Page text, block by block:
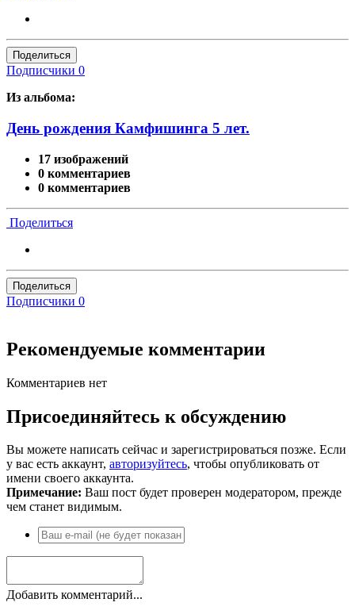
Поделиться
Подписчики 0
Из альбома:
День рождения Камфишинга 5 лет.
17 изображений
0 комментариев
0 комментариев
Поделиться
Поделиться
Подписчики 0
Рекомендуемые комментарии
Комментариев нет
Присоединяйтесь к обсуждению
Вы можете написать сейчас и зарегистрироваться позже. Если
у вас есть аккаунт, авторизуйтесь, чтобы опубликовать от
имени своего аккаунта.
Примечание: Ваш пост будет проверен модератором, прежде
чем станет видимым.
Добавить комментарий...